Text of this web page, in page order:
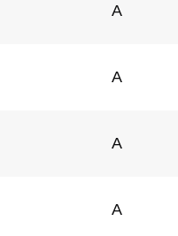
A
A
A
A